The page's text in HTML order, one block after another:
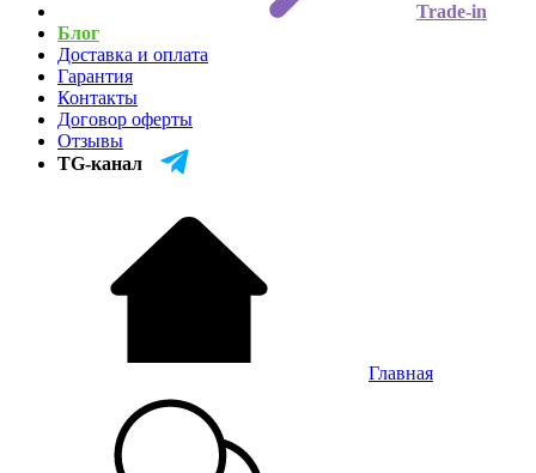
Trade-in
Блог
Доставка и оплата
Гарантия
Контакты
Договор оферты
Отзывы
TG-канал
Главная